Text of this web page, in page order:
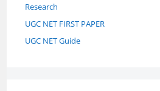
Research
UGC NET FIRST PAPER
UGC NET Guide